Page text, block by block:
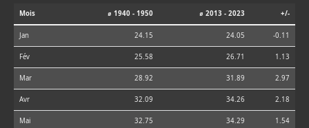
Mois ⌀ 1940 - 1950 ⌀ 2013 - 2023 +/-
Jan 24.15 24.05 -0.11
Fév 25.58 26.71 1.13
Mar 28.92 31.89 2.97
Avr 32.09 34.26 2.18
Mai 32.75 34.29 1.54